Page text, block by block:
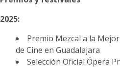
2025:
Premio Mezcal a la
de Cine en Guadalajara
Selección Oficial Ópera